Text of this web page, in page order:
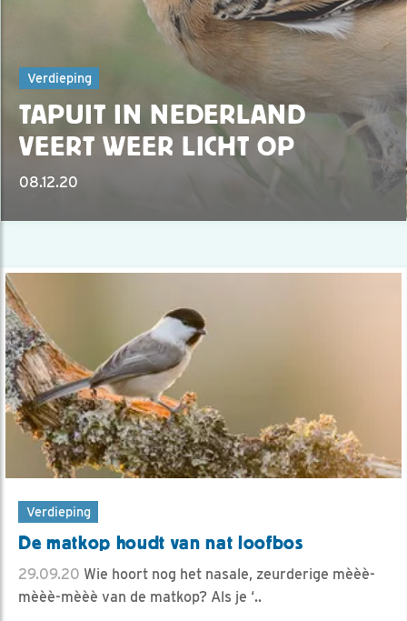
Verdieping
TAPUIT IN NEDERLAND
VEERT WEER LICHT OP
08.12.20
Verdieping
De matkop houdt van nat loofbos
29.09.20 Wie hoort nog het nasale, zeurderige mèèè-
mèèè-mèèè van de matkop? Als je ‘..